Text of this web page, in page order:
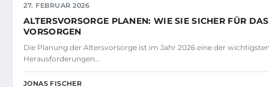
27. FEBRUAR 2026
ALTERSVORSORGE PLANEN: WIE SIE SICHER FÜR
VORSORGEN
Die Planung der Altersvorsorge ist im Jahr 2026 eine der
Herausforderungen…
JONAS FISCHER